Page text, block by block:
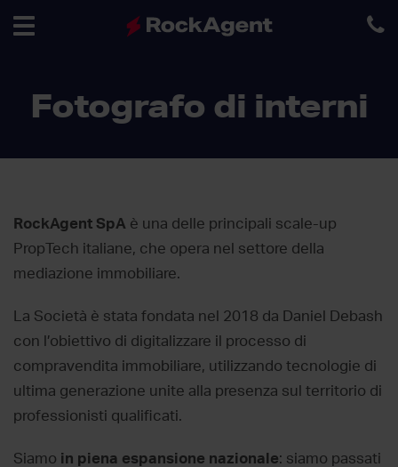
navigation
Fotografo di interni
RockAgent SpA è una delle principali scale-up
PropTech italiane, che opera nel settore della
mediazione immobiliare.
La Società è stata fondata nel 2018 da Daniel Debash
con l’obiettivo di digitalizzare il processo di
compravendita immobiliare, utilizzando tecnologie di
ultima generazione unite alla presenza sul territorio di
professionisti qualificati.
Siamo in piena espansione nazionale: siamo passati